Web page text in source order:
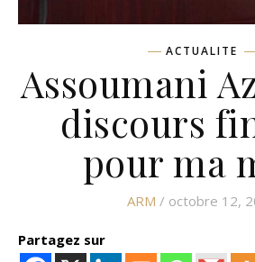
ACTUALITE
Assoumani
discours
pour ma
ARM / octobre 12,
Partagez sur